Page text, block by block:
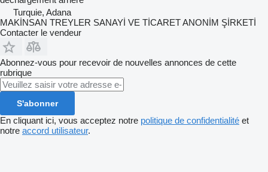
Turquie, Adana
MAKİNSAN TREYLER SANAYİ VE TİCARET ANONİM ŞİRKETİ
Contacter le vendeur
Abonnez-vous pour recevoir de nouvelles annonces de cette
rubrique
S'abonner
En cliquant ici, vous acceptez notre politique de confidentialité et
notre accord utilisateur.